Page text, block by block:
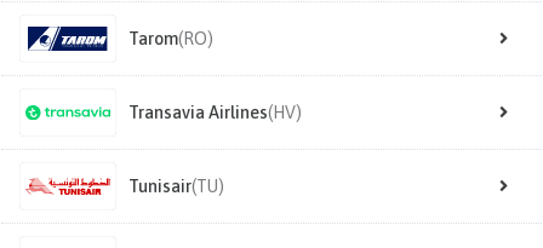
Tarom(RO)
Transavia Airlines(HV)
Tunisair(TU)